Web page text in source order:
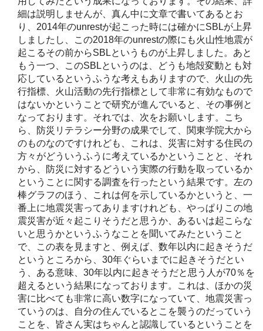
細は説明しませんが、真ん中に文章で書いてあるとお
り、2014年のunrestが起こった時には確かにSBLが上昇
しましたし、この2018年のunrestの際にも火山性地震が
起こるその前からSBLというものが上昇しました。あと
もう一つ、このSBLというのは、どうも地殻変動とも対
応しているというふうな考えもありますので、火山の先
行指標、火山活動の先行指標として非常に有効なもので
はないかということで研究が進んでいると、その事例と
なっております。それでは、次をお願いします。こち
ら、防災リテラシー分野の成果でして、関東学院大から
のものなのですけれども、これは、災害に対する住民の
方々がどういうふうに考えているかということと、それ
から、防災に対するどういう実際の行動を取っているか
ということに関する調査を行ったという結果です。左の
棒グラフのほう、これは何を示しているかというと、一
番上に地震災害ってありますけれども、やっぱりこの地
震災害が近々起こりそうだと思うか、あるいは起こらな
いと思うかというふうなことを聞いてみたということ
で、この表を見ますと、例えば、数年以内に起きそうだ
というところから、30年ぐらいまでに起きそうだとい
う、ある意味、30年以内に起きそうだと思う人が70％を
超えるという結果になっております。これは、ほかの災
害に比べても非常に高い数字になっていて、地震災害っ
ていうのは、自分の住んでいるとこを襲うのだっていう
ことを、皆さん実はちゃんと認識しているということを